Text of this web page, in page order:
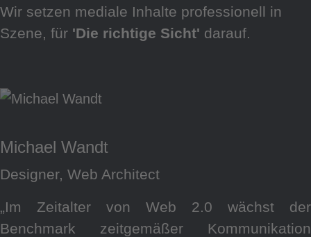
Wir setzen mediale Inhalte professionell in
Szene, für 'Die richtige Sicht' darauf.
Michael Wandt
Designer, Web Architect
„Im Zeitalter von Web 2.0 wächst der
Benchmark zeitgemäßer Kommunikation